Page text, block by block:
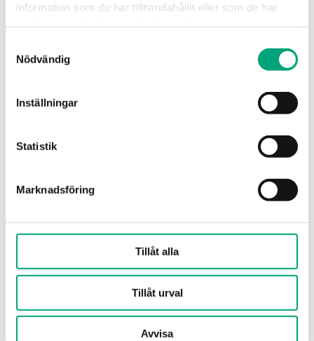
information som du har tillhandahållit eller som de har
Nödvändig
Inställningar
Statistik
Marknadsföring
Tillåt alla
Tillåt urval
Avvisa
REGIN
Utegivare
-50…70 °C